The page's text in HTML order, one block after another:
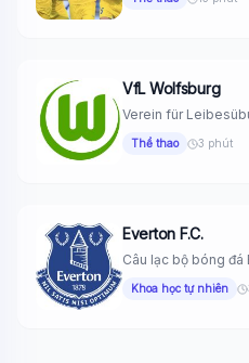
VfL Wolfsburg
Verein für
Thể thao 3 phút
Everton F.C.
Câu lạc bộ bóng đá
Khoa học tự nhiên